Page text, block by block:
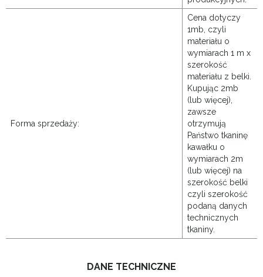
Forma sprzedaży:
Cena dotyczy
1mb, czyli
materiału o
wymiarach 1 m x
szerokość
materiału z belki.
Kupując 2mb
(lub więcej),
zawsze
otrzymują
Państwo tkaninę
kawałku o
wymiarach 2m
(lub więcej) na
szerokość belki
czyli szerokość
podaną danych
technicznych
tkaniny.
DANE TECHNICZNE